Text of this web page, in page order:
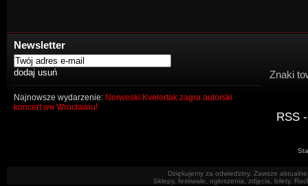
Newsletter
Najnowsze wydarzenie: Norweski Kvelertak zagra autorski
koncert we Wrocławiu!
Znaki
RSS
Dziękujemy za odwiedziny. Zawsze
Sklepy, festiwale, ogłoszenia, zdjęcia, bilety.